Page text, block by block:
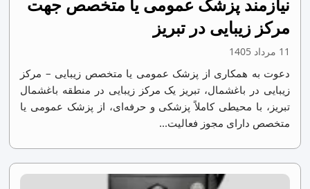
مرکز زیبایی در تبریز
11 مرداد 1405
دعوت به همکاری از پزشک عمومی یا متخصص زیبایی – مرکز
زیبایی در باغشمال، تبریز یک مرکز زیبایی در منطقه باغشمال
تبریز، با محیطی کاملاً پزشکی و حرفه‌ای، از پزشک عمومی یا
متخصص دارای مجوز فعالیت...